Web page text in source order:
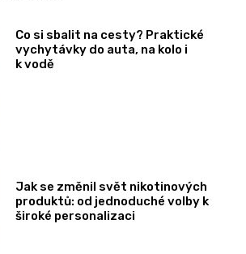
Co si sbalit na cesty? Praktické
vychytávky do auta, na kolo i
k vodě
Jak se změnil svět nikotinových
produktů: od jednoduché volby k
široké personalizaci